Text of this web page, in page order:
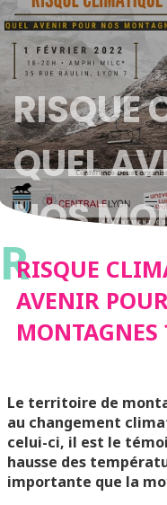
RISQUE
QUEL
NOS
RRISQUE
AVENIR
MONTAGNES
Le territoire de
au changement
celui-ci, il est le
hausse des
importante que la